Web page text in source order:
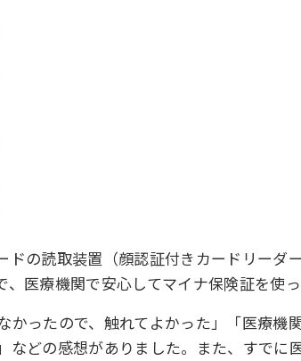
の読取装置（顔認証付きカードリーダ
医療機関で安心してマイナ保険証を使っ
ったので、触れてよかった」「医療機
どの感想がありました。また、すでに